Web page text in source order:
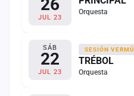
26
JUL 23
Orquesta
SÁB
22
JUL 23
SESIÓN VERMÚ
TRÉBOL
Orquesta